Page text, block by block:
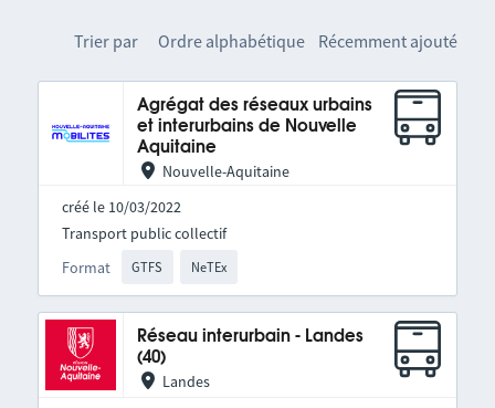
Trier par Ordre alphabétique Récemment ajouté
Agrégat des réseaux urbains
et interurbains de Nouvelle
Aquitaine
Nouvelle-Aquitaine
créé le 10/03/2022
Format GTFS NeTEx
Transport public collectif
Réseau interurbain - Landes
(40)
Landes